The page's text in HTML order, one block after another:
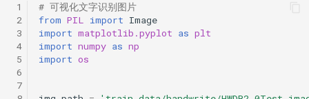
1
2
3
4
5
6
7
# 可视化文字识别图片
from PIL import Image
import matplotlib.pyplot as plt
import numpy as np
import os